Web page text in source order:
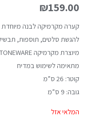
₪159.00
קערה מקרמיקה לבנה מיוחדת
להגשת סלטים, תוספות,
מיוצרת מקרמיקה STONEWARE בגימור מט
מתאימה לשימוש במדיח
קוטר: 26 ס”מ
גובה: 9 ס”מ
המלאי אזל